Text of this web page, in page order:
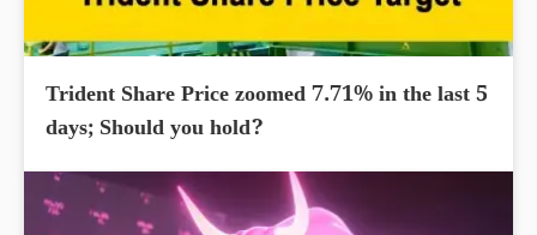
Trident Share Price zoomed 7.71% in the last 5
days; Should you hold?